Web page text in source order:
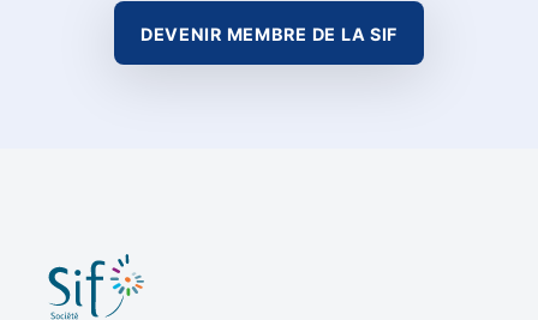
DEVENIR MEMBRE DE LA SIF